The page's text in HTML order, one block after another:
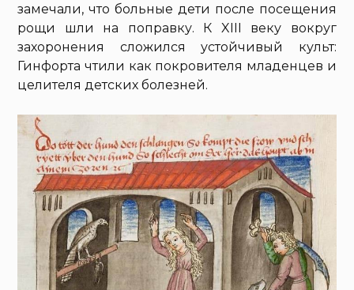
замечали, что больные дети после посещения
рощи шли на поправку. К XIII веку вокруг
захоронения сложился устойчивый культ:
Гинфорта чтили как покровителя младенцев и
целителя детских болезней.